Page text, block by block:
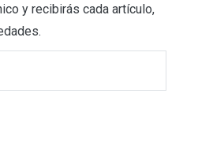
y recibirás cada artículo,